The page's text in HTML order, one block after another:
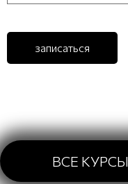
ВСЕ КУРСЫ
записаться